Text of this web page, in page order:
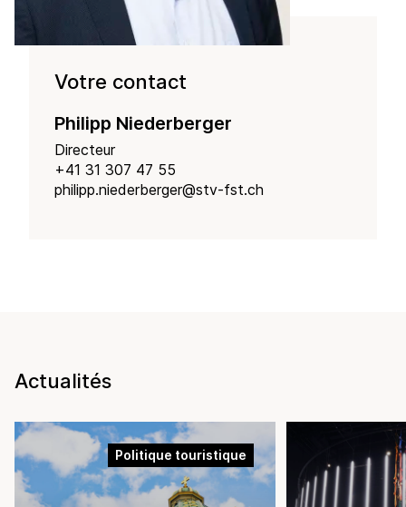
Votre contact
Philipp Niederberger
Directeur
+41 31 307 47 55
philipp.niederberger@stv-fst.ch
Actualités
Politique touristique